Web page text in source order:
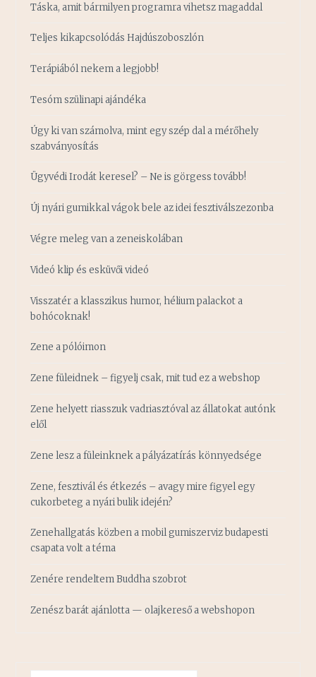
Táska, amit bármilyen programra vihetsz magaddal
Teljes kikapcsolódás Hajdúszoboszlón
Terápiából nekem a legjobb!
Tesóm szülinapi ajándéka
Úgy ki van számolva, mint egy szép dal a mérőhely
szabványosítás
Ügyvédi Irodát keresel? – Ne is görgess tovább!
Új nyári gumikkal vágok bele az idei fesztiválszezonba
Végre meleg van a zeneiskolában
Videó klip és esküvői videó
Visszatér a klasszikus humor, hélium palackot a
bohócoknak!
Zene a pólóimon
Zene füleidnek – figyelj csak, mit tud ez a webshop
Zene helyett riasszuk vadriasztóval az állatokat autónk
elől
Zene lesz a füleinknek a pályázatírás könnyedsége
Zene, fesztivál és étkezés – avagy mire figyel egy
cukorbeteg a nyári bulik idején?
Zenehallgatás közben a mobil gumiszerviz budapesti
csapata volt a téma
Zenére rendeltem Buddha szobrot
Zenész barát ajánlotta — olajkereső a webshopon